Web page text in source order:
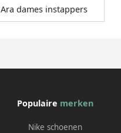
Ara dames instappers
Populaire merken
Nike schoenen